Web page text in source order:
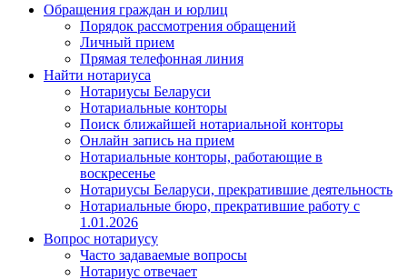
Обращения граждан и юрлиц
Порядок рассмотрения обращений
Личный прием
Прямая телефонная линия
Найти нотариуса
Нотариусы Беларуси
Нотариальные конторы
Поиск ближайшей нотариальной конторы
Онлайн запись на прием
Нотариальные конторы, работающие в
воскресенье
Нотариусы Беларуси, прекратившие деятельность
Нотариальные бюро, прекратившие работу с
1.01.2026
Вопрос нотариусу
Часто задаваемые вопросы
Нотариус отвечает